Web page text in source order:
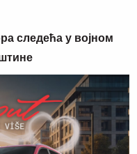
следећа у војном